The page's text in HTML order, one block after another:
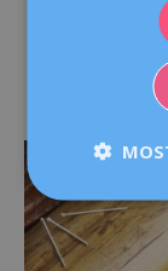
tu suelo